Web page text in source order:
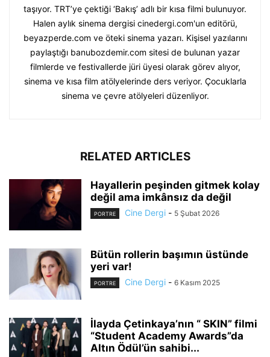
taşıyor. TRT’ye çektiği ‘Bakış’ adlı bir kısa filmi bulunuyor.
Halen aylık sinema dergisi cinedergi.com'un editörü,
beyazperde.com ve öteki sinema yazarı. Kişisel yazılarını
paylaştığı banubozdemir.com sitesi de bulunan yazar
filmlerde ve festivallerde jüri üyesi olarak görev alıyor,
sinema ve kısa film atölyelerinde ders veriyor. Çocuklarla
sinema ve çevre atölyeleri düzenliyor.
RELATED ARTICLES
Hayallerin peşinden gitmek kolay
değil ama imkânsız da değil
PORTRE Cine Dergi - 5 Şubat 2026
Bütün rollerin başımın üstünde
yeri var!
PORTRE Cine Dergi - 6 Kasım 2025
İlayda Çetinkaya’nın “ SKIN” filmi
“Student Academy Awards”da
Altın Ödül’ün sahibi...